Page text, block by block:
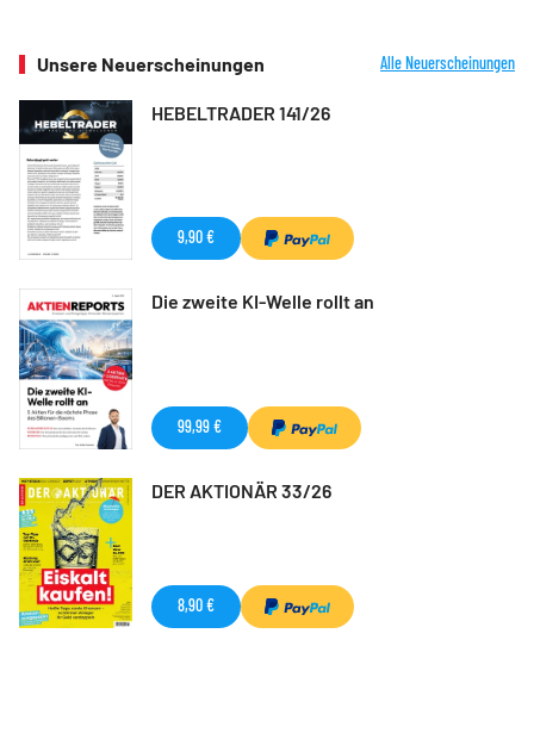
Unsere Neuerscheinungen Alle Neuerscheinungen
HEBELTRADER 141/26
9,90 €
Die zweite KI-Welle rollt an
99,99 €
DER AKTIONÄR 33/26
8,90 €